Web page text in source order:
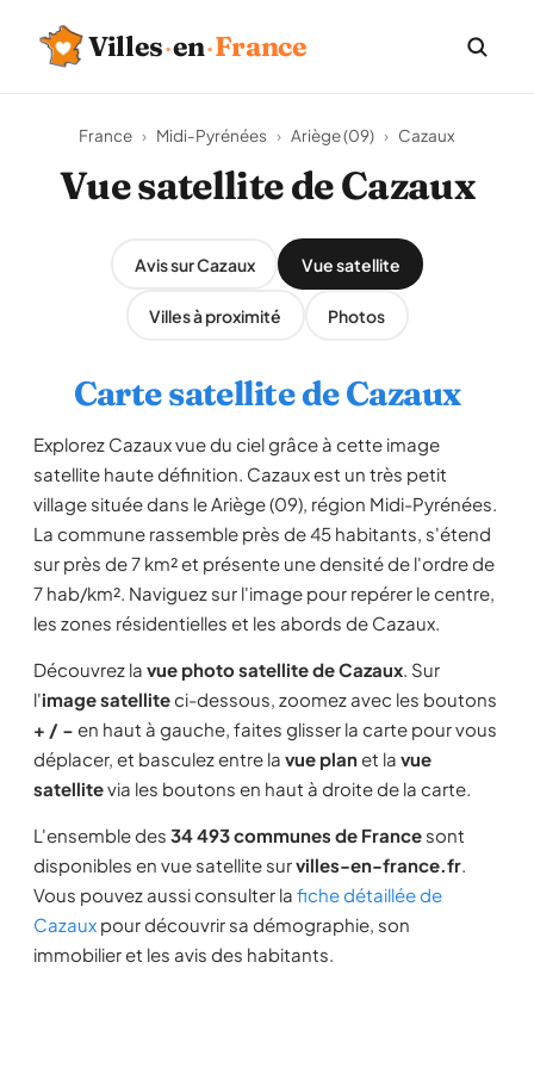
Villes·en·France
France › Midi-Pyrénées › Ariège (09) › Cazaux
Vue satellite de Cazaux
Avis sur Cazaux Vue satellite
Villes à proximité Photos
Carte satellite de Cazaux
Explorez Cazaux vue du ciel grâce à cette image
satellite haute définition. Cazaux est un très petit
village située dans le Ariège (09), région Midi-Pyrénées.
La commune rassemble près de 45 habitants, s'étend
sur près de 7 km² et présente une densité de l'ordre de
7 hab/km². Naviguez sur l'image pour repérer le centre,
les zones résidentielles et les abords de Cazaux.
Découvrez la vue photo satellite de Cazaux. Sur
l'image satelliteci-dessous, zoomez avec les boutons
+ / − en haut à gauche, faites glisser la carte pour vous
déplacer, et basculez entre la vue planet la vue
satellitevia les boutons en haut à droite de la carte.
L'ensemble des 34 493 communes de France sont
disponibles en vue satellite survilles-en-france.fr.
Vous pouvez aussi consulter la fiche détaillée de
Cazaux pour découvrir sa démographie, son
immobilier et les avis des habitants.